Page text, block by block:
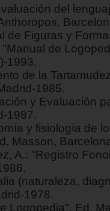
del
de Figuras y
de
1993.
de la
1985.
y Evaluación
1987.
y fisiología de
Masson,
A.: "Registro
(naturaleza,
1978.
Logopedia", Ed.